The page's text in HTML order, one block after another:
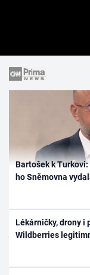
Bartošek k
ho Sněmovna
Lékárničky, drony i
Wildberries